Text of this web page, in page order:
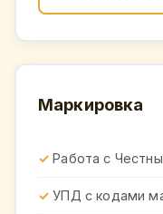
Маркировка
Работа с
УПД с кодами